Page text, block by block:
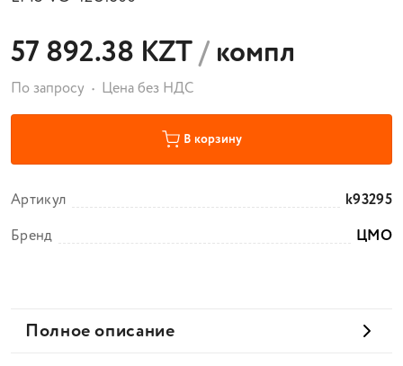
57 892.38 KZT/компл
По запросу Цена без НДС
В корзину
Артикул
k93295
Бренд
ЦМО
Полное описание